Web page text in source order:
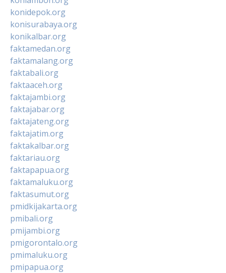
konidepok.org
konisurabaya.org
konikalbar.org
faktamedan.org
faktamalang.org
faktabali.org
faktaaceh.org
faktajambi.org
faktajabar.org
faktajateng.org
faktajatim.org
faktakalbar.org
faktariau.org
faktapapua.org
faktamaluku.org
faktasumut.org
pmidkijakarta.org
pmibali.org
pmijambi.org
pmigorontalo.org
pmimaluku.org
pmipapua.org